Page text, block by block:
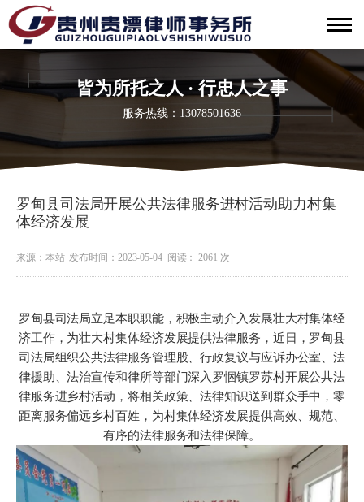
皆为所托之人 · 行忠人之事
服务热线：13078501636
罗甸县司法局开展公共法律服务进村活动助力村集
体经济发展
来源：本站发布时间：2023-05-04 阅读： 2061 次
罗甸县司法局立足本职职能，积极主动介入发展壮大村集体经
济工作，为壮大村集体经济发展提供法律服务，近日，罗甸县
司法局组织公共法律服务管理股、行政复议与应诉办公室、法
律援助、法治宣传和律所等部门深入罗悃镇罗苏村开展公共法
律服务进乡村活动，将相关政策、法律知识送到群众手中，零
距离服务偏远乡村百姓，为村集体经济发展提供高效、规范、
有序的法律服务和法律保障。